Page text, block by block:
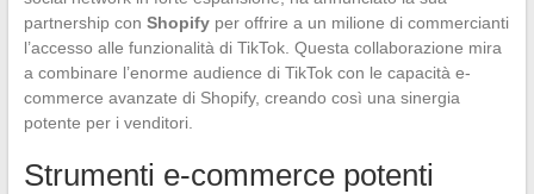
partnership con Shopifyper offrire a un milione di commercianti
l’accesso alle funzionalità di TikTok. Questa collaborazione mira
a combinare l’enorme audience di TikTok con le capacità e-
commerce avanzate di Shopify, creando così una sinergia
potente per i venditori.
Strumenti e-commerce potenti